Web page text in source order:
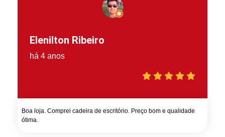
Elenilton Ribeiro
há 4 anos
Boa loja. Comprei cadeira de escritório. Preço bom e qualidade
ótima.